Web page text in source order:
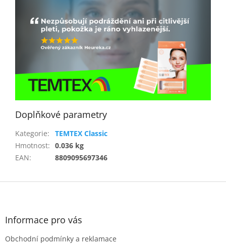
Doplňkové parametry
Kategorie:
TEMTEX Classic
Hmotnost: 0.036 kg
EAN: 8809095697346
Z
Informace pro vás
Obchodní podmínky a reklamace